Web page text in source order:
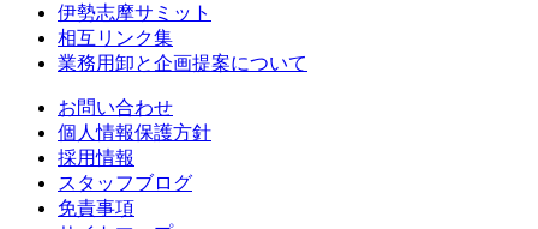
伊勢志摩サミット
相互リンク集
業務用卸と企画提案について
お問い合わせ
個人情報保護方針
採用情報
スタッフブログ
免責事項